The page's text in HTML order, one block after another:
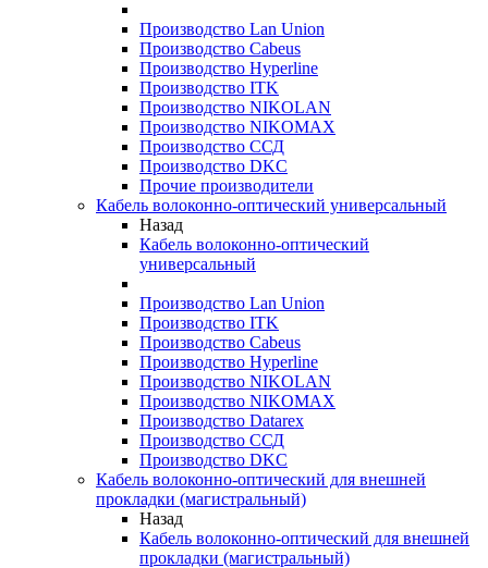
Производство Lan Union
Производство Cabeus
Производство Hyperline
Производство ITK
Производство NIKOLAN
Производство NIKOMAX
Производство ССД
Производство DKC
Прочие производители
Кабель волоконно-оптический универсальный
Назад
Кабель волоконно-оптический
универсальный
Производство Lan Union
Производство ITK
Производство Cabeus
Производство Hyperline
Производство NIKOLAN
Производство NIKOMAX
Производство Datarex
Производство ССД
Производство DKC
Кабель волоконно-оптический для внешней
прокладки (магистральный)
Назад
Кабель волоконно-оптический для внешней
прокладки (магистральный)